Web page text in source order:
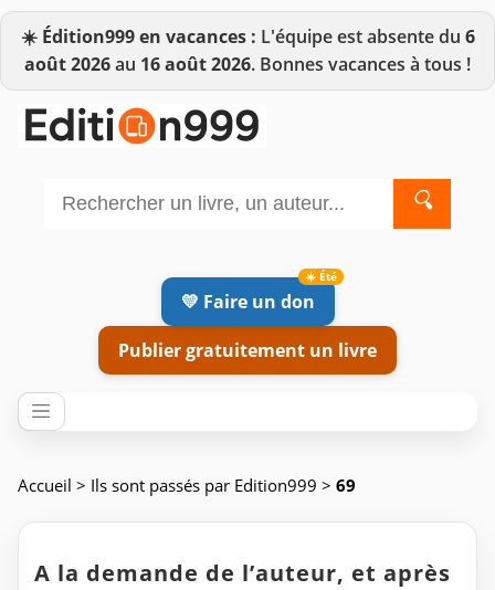
☀️ Édition999 en vacances : L'équipe est absente du 6
août 2026au 16 août 2026. Bonnes vacances à tous !
🔍
💛 Faire un don
Publier gratuitement un livre
Accueil > Ils sont passés par Edition999 > 69
A la demande de l’auteur, et après